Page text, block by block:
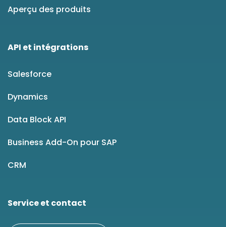
Aperçu des produits
API et intégrations
Salesforce
Dynamics
Data Block API
Business Add-On pour SAP
CRM
Service et contact